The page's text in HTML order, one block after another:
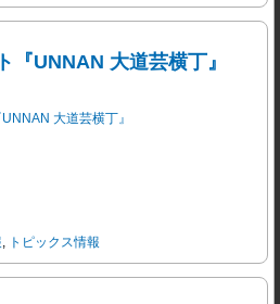
『UNNAN 大道芸横丁』
大道芸横丁』
トピックス情報